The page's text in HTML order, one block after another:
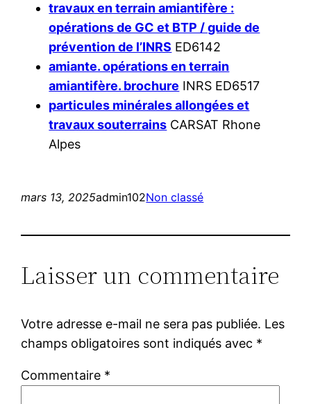
travaux en terrain amiantifère :
opérations de GC et BTP / guide de
prévention de l’INRS ED6142
amiante. opérations en terrain
amiantifère. brochure INRS ED6517
particules minérales allongées et
travaux souterrains CARSAT Rhone
Alpes
mars 13, 2025admin102Non classé
Laisser un commentaire
Votre adresse e-mail ne sera pas publiée. Les
champs obligatoires sont indiqués avec *
Commentaire *